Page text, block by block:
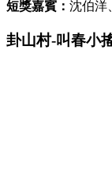
短獎嘉賓： 沈伯洋
卦山村-叫春小